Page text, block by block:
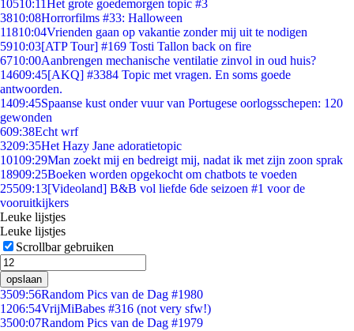
10510:11Het grote goedemorgen topic #3
3810:08Horrorfilms #33: Halloween
11810:04Vrienden gaan op vakantie zonder mij uit te nodigen
5910:03[ATP Tour] #169 Tosti Tallon back on fire
6710:00Aanbrengen mechanische ventilatie zinvol in oud huis?
14609:45[AKQ] #3384 Topic met vragen. En soms goede
antwoorden.
1409:45Spaanse kust onder vuur van Portugese oorlogsschepen: 120
gewonden
609:38Echt wrf
3209:35Het Hazy Jane adoratietopic
10109:29Man zoekt mij en bedreigt mij, nadat ik met zijn zoon sprak
18909:25Boeken worden opgekocht om chatbots te voeden
25509:13[Videoland] B&B vol liefde 6de seizoen #1 voor de
vooruitkijkers
Leuke lijstjes
Leuke lijstjes
Scrollbar gebruiken
opslaan
3509:56Random Pics van de Dag #1980
1206:54VrijMiBabes #316 (not very sfw!)
3500:07Random Pics van de Dag #1979